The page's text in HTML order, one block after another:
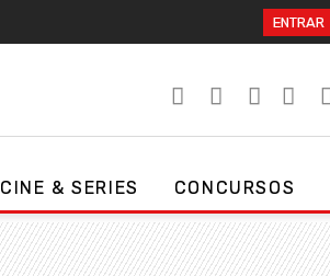
ENTRAR
CINE & SERIES CONCURSOS